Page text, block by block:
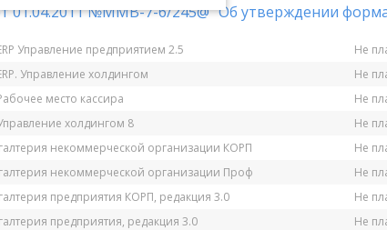
01.04.2011 №ММВ-7-6/245@ "Об утверждении
Управление предприятием 2.5
Не
Управление холдингом
Не
место кассира
Не
холдингом 8
Не
некоммерческой организации КОРП
Не
некоммерческой организации Проф
Не
предприятия КОРП, редакция 3.0
Не
предприятия, редакция 3.0
Не